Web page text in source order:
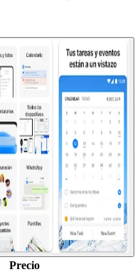
Precio